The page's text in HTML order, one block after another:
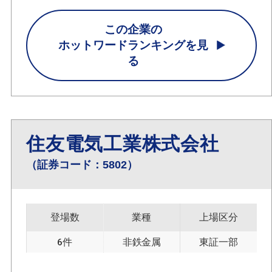
この企業の
ホットワードランキングを見
る
住友電気工業株式会社
（証券コード：5802）
登場数
6件
業種
非鉄金属
上場区分
東証一部